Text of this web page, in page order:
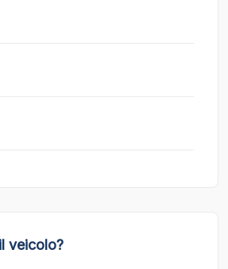
veicolo?